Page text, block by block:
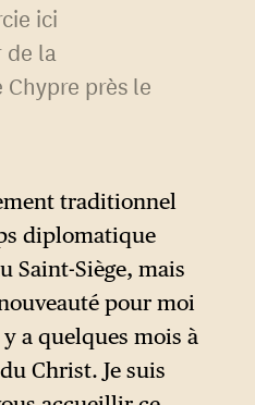
ici
de la
près le
Poulides
doyen du
comme
a présenté
les
au Pape. Il est
de
de 23 ans,
sous le
traditionnel
diplomatique
Saint-Siège, mais
pour moi
a quelques mois à
Christ. Je suis